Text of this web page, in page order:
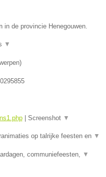
in de provincie Henegouwen.
▼
)
| Screenshot ▼
op talrijke feesten en ▼
communiefeesten, ▼